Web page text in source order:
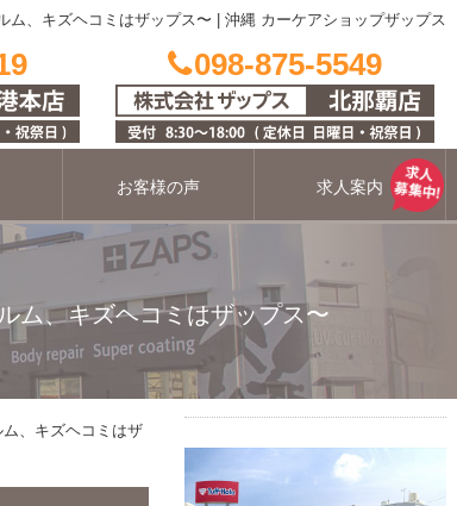
、キズヘコミはザップス〜 沖縄 カーケアショップザップス
098-875-5549
お客様の声 求人案内
ム、キズヘコミはザップス〜
、キズヘコミはザ